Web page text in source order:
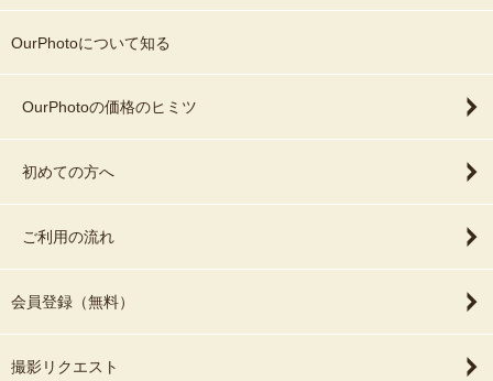
OurPhotoについて知る
OurPhotoの価格のヒミツ
初めての方へ
ご利用の流れ
会員登録（無料）
撮影リクエスト